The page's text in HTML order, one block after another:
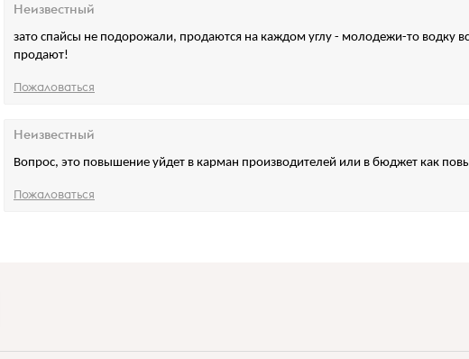
зато спайсы не подорожали, продаются на каждом углу - молодежи-то водку
продают!
Неизвестный
Пожаловаться
Вопрос, это повышение уйдет в карман производителей или в бюджет как
Неизвестный
Пожаловаться